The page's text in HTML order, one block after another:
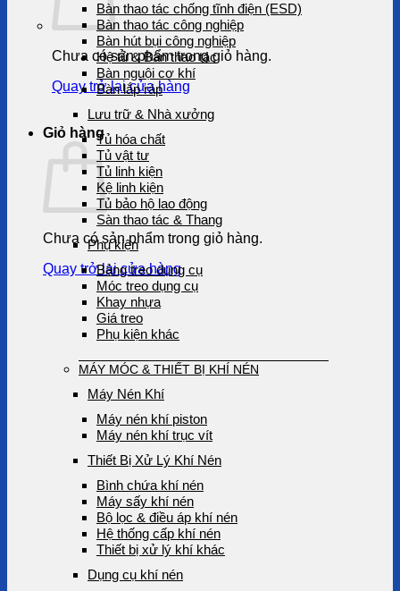
Chưa có sản phẩm trong giỏ hàng.
Quay trở lại cửa hàng
Giỏ hàng
Chưa có sản phẩm trong giỏ hàng.
Quay trở lại cửa hàng
Bàn thao tác chống tĩnh điện (ESD)
Bàn thao tác công nghiệp
Bàn hút bụi công nghiệp
Hệ tủ & Bàn thao tác
Bàn nguội cơ khí
Bàn lắp ráp
Lưu trữ & Nhà xưởng
Tủ hóa chất
Tủ vật tư
Tủ linh kiện
Kệ linh kiện
Tủ bảo hộ lao động
Sàn thao tác & Thang
Phụ kiện
Bảng treo dụng cụ
Móc treo dụng cụ
Khay nhựa
Giá treo
Phụ kiện khác
MÁY MÓC & THIẾT BỊ KHÍ NÉN
Máy Nén Khí
Máy nén khí piston
Máy nén khí trục vít
Thiết Bị Xử Lý Khí Nén
Bình chứa khí nén
Máy sấy khí nén
Bộ lọc & điều áp khí nén
Hệ thống cấp khí nén
Thiết bị xử lý khí khác
Dụng cụ khí nén